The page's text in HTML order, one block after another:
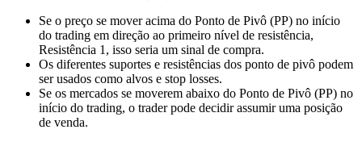
Se o preço se mover acima do Ponto de Pivô (PP) no início
do trading em direção ao primeiro nível de resistência,
Resistência 1, isso seria um sinal de compra.
Os diferentes suportes e resistências dos ponto de pivô podem
ser usados como alvos e stop losses.
Se os mercados se moverem abaixo do Ponto de Pivô (PP) no
início do trading, o trader pode decidir assumir uma posição
de venda.